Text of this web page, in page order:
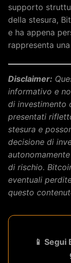
supporto
della stesura,
e ha appena
rappresenta
Disclaimer:
informativo e
di investimento
presentati
stesura e
decisione di
di rischio.
eventuali
questo
📱